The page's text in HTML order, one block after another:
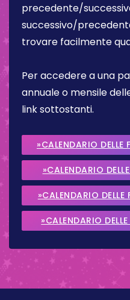
precedente/
successivo/
trovare facilmente
Per accedere a una
annuale o mensile
link sottostanti.
»CALENDARIO
»CALENDARIO
»CALENDARIO DELLE
»CALENDARIO